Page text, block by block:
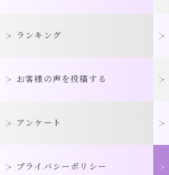
ランキング
お客様の声を投稿する
アンケート
プライバシーポリシー